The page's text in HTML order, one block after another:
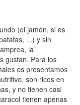
(el jamón, si es
...) y sin
la
gustan. Para los
os presentamos
son ricos en
y no tienen casi
tienen apenas